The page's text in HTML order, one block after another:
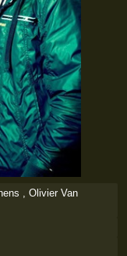
, Olivier Van